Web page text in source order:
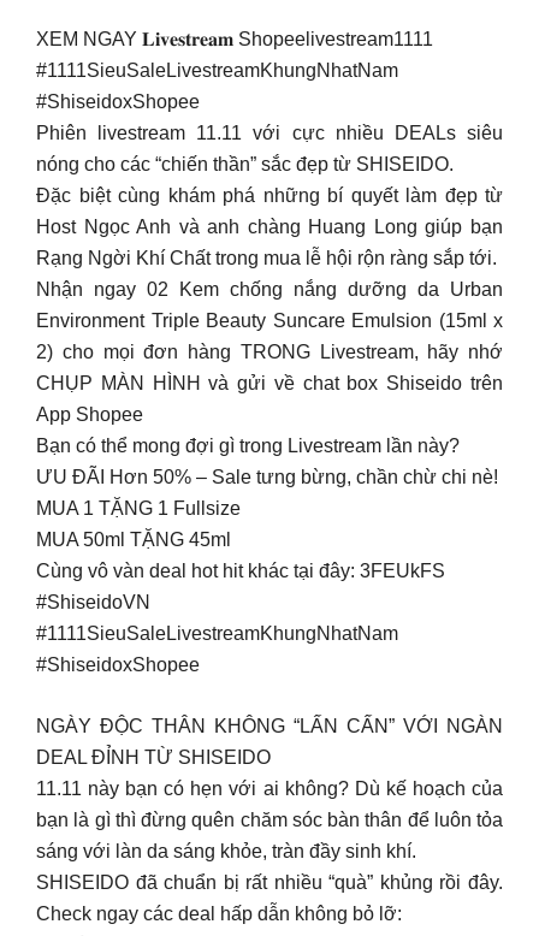
XEM NGAY 𝐋𝐢𝐯𝐞𝐬𝐭𝐫𝐞𝐚𝐦 Shopeelivestream1111
#1111SieuSaleLivestreamKhungNhatNam
#ShiseidoxShopee
Phiên livestream 11.11 với cực nhiều DEALs siêu
nóng cho các “chiến thần” sắc đẹp từ SHISEIDO.
Đặc biệt cùng khám phá những bí quyết làm đẹp từ
Host Ngọc Anh và anh chàng Huang Long giúp bạn
Rạng Ngời Khí Chất trong mua lễ hội rộn ràng sắp tới.
Nhận ngay 02 Kem chống nắng dưỡng da Urban
Environment Triple Beauty Suncare Emulsion (15ml x
2) cho mọi đơn hàng TRONG Livestream, hãy nhớ
CHỤP MÀN HÌNH và gửi về chat box Shiseido trên
App Shopee
Bạn có thể mong đợi gì trong Livestream lần này?
ƯU ĐÃI Hơn 50% – Sale tưng bừng, chần chừ chi nè!
MUA 1 TẶNG 1 Fullsize
MUA 50ml TẶNG 45ml
Cùng vô vàn deal hot hit khác tại đây: 3FEUkFS
#ShiseidoVN
#1111SieuSaleLivestreamKhungNhatNam
#ShiseidoxShopee
NGÀY ĐỘC THÂN KHÔNG “LẤN CẤN” VỚI NGÀN
DEAL ĐỈNH TỪ SHISEIDO
11.11 này bạn có hẹn với ai không? Dù kế hoạch của
bạn là gì thì đừng quên chăm sóc bàn thân để luôn tỏa
sáng với làn da sáng khỏe, tràn đầy sinh khí.
SHISEIDO đã chuẩn bị rất nhiều “quà” khủng rồi đây.
Check ngay các deal hấp dẫn không bỏ lỡ: